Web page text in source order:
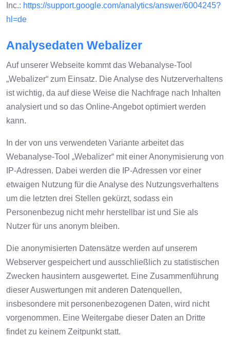
Inc.: https://support.google.com/analytics/answer/6004245?
hl=de
Analysedaten Webalizer
Auf unserer Webseite kommt das Webanalyse-Tool
„Webalizer“ zum Einsatz. Die Analyse des Nutzerverhaltens
ist wichtig, da auf diese Weise die Nachfrage nach Inhalten
analysiert und so das Online-Angebot optimiert werden
kann.
In der von uns verwendeten Variante arbeitet das
Webanalyse-Tool „Webalizer“ mit einer Anonymisierung von
IP-Adressen. Dabei werden die IP-Adressen vor einer
etwaigen Nutzung für die Analyse des Nutzungsverhaltens
um die letzten drei Stellen gekürzt, sodass ein
Personenbezug nicht mehr herstellbar ist und Sie als
Nutzer für uns anonym bleiben.
Die anonymisierten Datensätze werden auf unserem
Webserver gespeichert und ausschließlich zu statistischen
Zwecken hausintern ausgewertet. Eine Zusammenführung
dieser Auswertungen mit anderen Datenquellen,
insbesondere mit personenbezogenen Daten, wird nicht
vorgenommen. Eine Weitergabe dieser Daten an Dritte
findet zu keinem Zeitpunkt statt.